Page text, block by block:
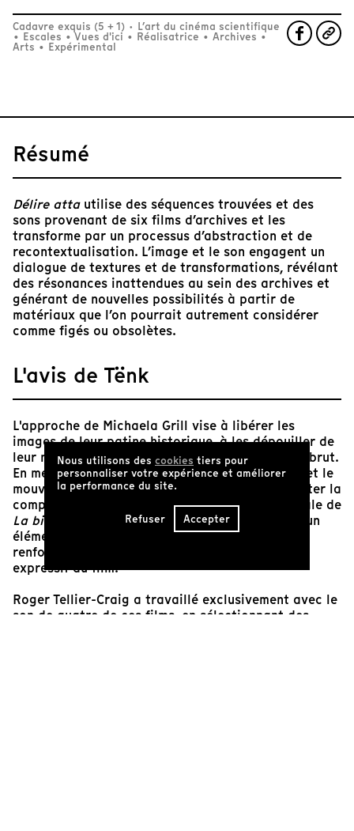
Cadavre exquis (5 + 1) · L’art du cinéma scientifique
• Escales • Vues d'ici • Réalisatrice • Archives •
Arts • Expérimental
Résumé
Délire attautilise des séquences trouvées et des
sons provenant de six films d’archives et les
transforme par un processus d’abstraction et de
recontextualisation. L’image et le son engagent un
dialogue de textures et de transformations, révélant
des résonances inattendues au sein des archives et
générant de nouvelles possibilités à partir de
matériaux que l’on pourrait autrement considérer
comme figés ou obsolètes.
L'avis de Tënk
L'approche de Michaela Grill vise à libérer les
images de leur patine historique, à les dépouiller de
leur nostalgie pour révéler leur potentiel visuel brut.
En mettant l'accent sur les textures, les formes et le
mouvement, elle laisse le matériau lui-même dicter la
composition. La teinte rouge de la copie originale de
La biologie des atta, par exemple, est devenue un
élément visuel clé – célébré plutôt que corrigé –
renforçant la présence physique et le pouvoir
expressif du film.
Roger Tellier-Craig a travaillé exclusivement avec le
son de quatre de ces films, en sélectionnant des
Nous utilisons des cookies tiers pour
personnaliser votre expérience et améliorer
la performance du site.
Refuser Accepter